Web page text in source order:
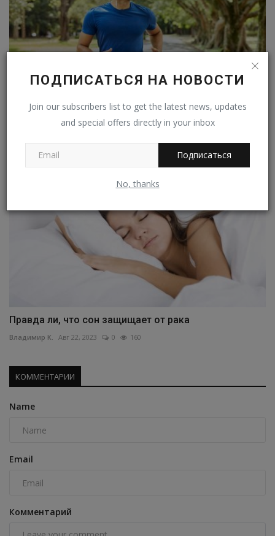
ПОДПИСАТЬСЯ НА НОВОСТИ
Join our subscribers list to get the latest news, updates
and special offers directly in your inbox
Подписаться
No, thanks
Как улучшится ваше здоровье, если вы станете
бегать каждый...
Правда ли, что сон защищает от рака
Владимир К. Авг 22, 2023 0 160
КОММЕНТАРИИ
Name
Email
Комментарий